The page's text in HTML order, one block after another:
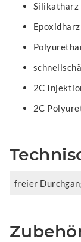
Silikatharz
Epoxidharz
2C
2C
freier